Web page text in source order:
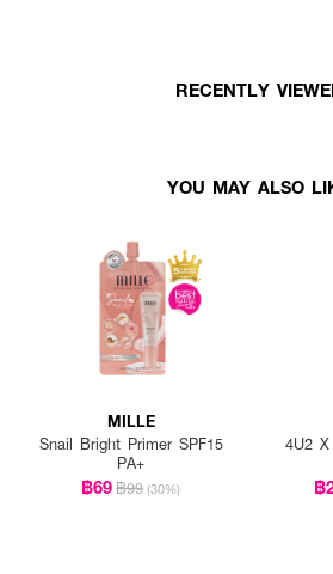
RECENTLY
YOU MAY ALSO
MILLE
Snail Bright Primer SPF15
PA+
฿69฿99 (30%)
4U2
฿